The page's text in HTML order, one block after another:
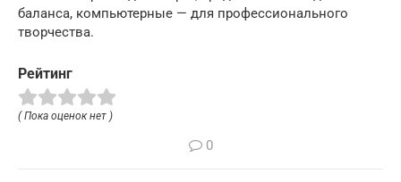
баланса, компьютерные — для профессионального
творчества.
Рейтинг
( Пока оценок нет )
0